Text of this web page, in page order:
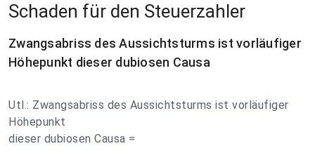
Schaden für den Steuerzahler
Zwangsabriss des Aussichtsturms ist vorläufiger
Höhepunkt dieser dubiosen Causa
Utl.: Zwangsabriss des Aussichtsturms ist vorläufiger
Höhepunkt
dieser dubiosen Causa =